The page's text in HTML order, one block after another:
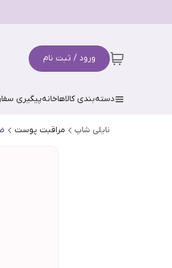
ورود / ثبت نام
دسته‌بندی کالاهاخانهپیگیری
نایلی شاپ مراقبت پوست